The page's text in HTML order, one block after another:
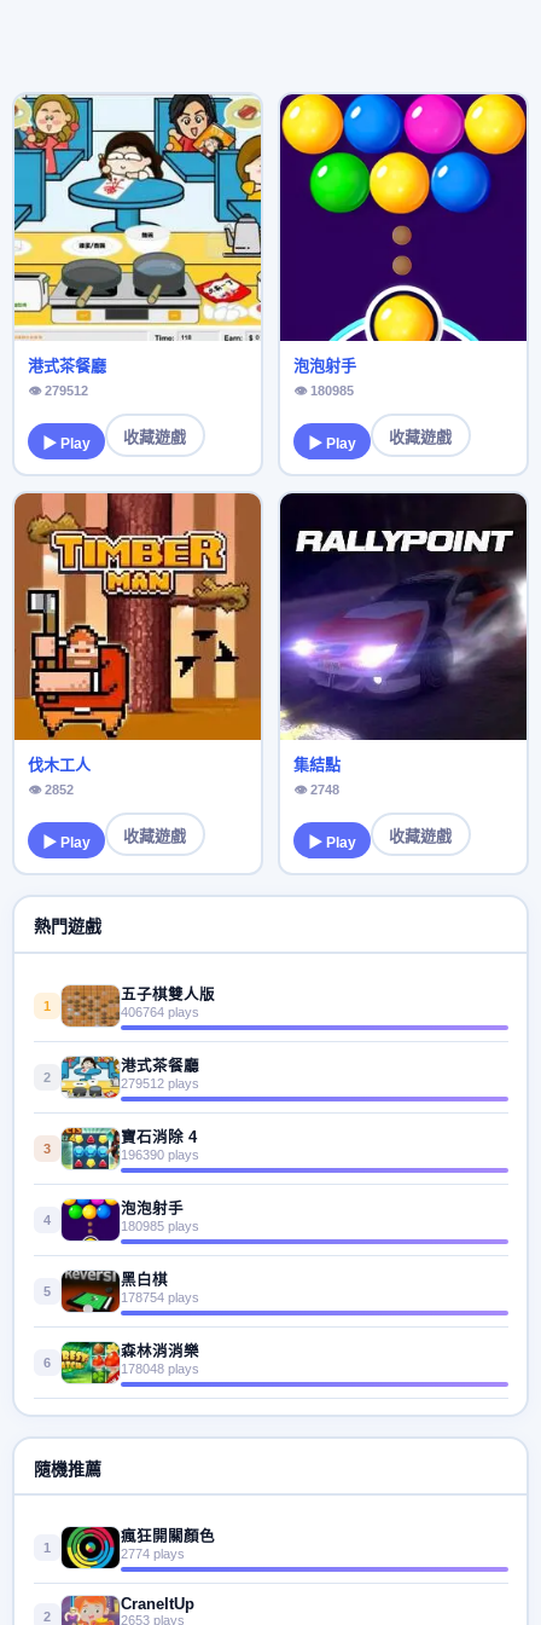
港式茶餐廳
👁 279512
▶ Play 收藏遊戲
泡泡射手
👁 180985
▶ Play 收藏遊戲
伐木工人
👁 2852
▶ Play 收藏遊戲
集結點
👁 2748
▶ Play 收藏遊戲
熱門遊戲
1
五子棋雙人版
406764 plays
2
港式茶餐廳
279512 plays
3
寶石消除 4
196390 plays
4
泡泡射手
180985 plays
5
黑白棋
178754 plays
6
森林消消樂
178048 plays
隨機推薦
1
瘋狂開關顏色
2774 plays
2
CraneItUp
2653 plays